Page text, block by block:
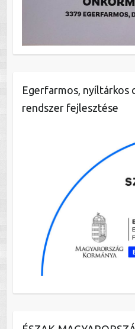
Egerfarmos, nyíltárkos
rendszer fejlesztése